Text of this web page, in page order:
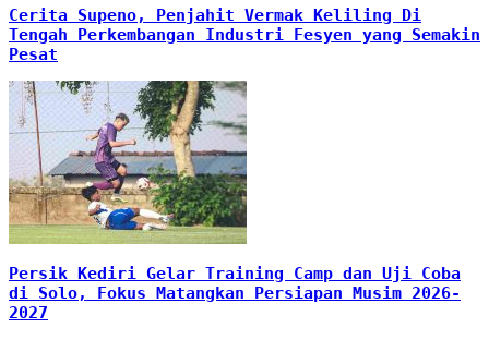
Cerita Supeno, Penjahit Vermak Keliling Di
Tengah Perkembangan Industri Fesyen yang Semakin
Pesat
Persik Kediri Gelar Training Camp dan Uji Coba
di Solo, Fokus Matangkan Persiapan Musim 2026-
2027